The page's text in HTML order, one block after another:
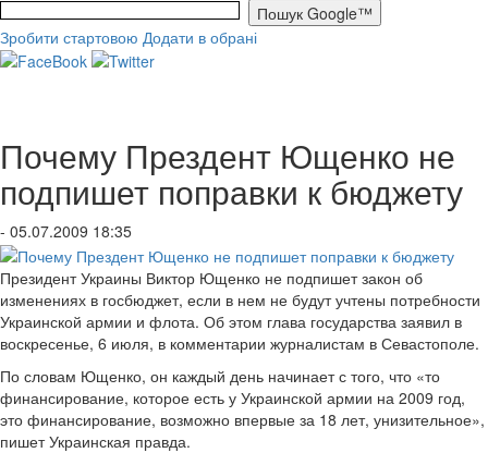
Зробити стартовою Додати в обрані
Почему Прездент Ющенко не
подпишет поправки к бюджету
- 05.07.2009 18:35
Президент Украины Виктор Ющенко не подпишет закон об
изменениях в госбюджет, если в нем не будут учтены потребности
Украинской армии и флота. Об этом глава государства заявил в
воскресенье, 6 июля, в комментарии журналистам в Севастополе.
По словам Ющенко, он каждый день начинает с того, что «то
финансирование, которое есть у Украинской армии на 2009 год,
это финансирование, возможно впервые за 18 лет, унизительное»,
пишет Украинская правда.